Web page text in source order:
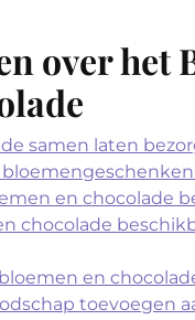
over het
samen laten
en chocolade
chocolade
en
toevoegen